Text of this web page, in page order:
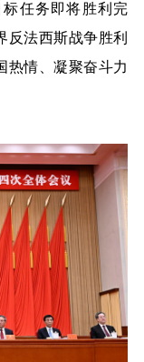
任务即将胜利完
反法西斯战争胜利
热情、凝聚奋斗力